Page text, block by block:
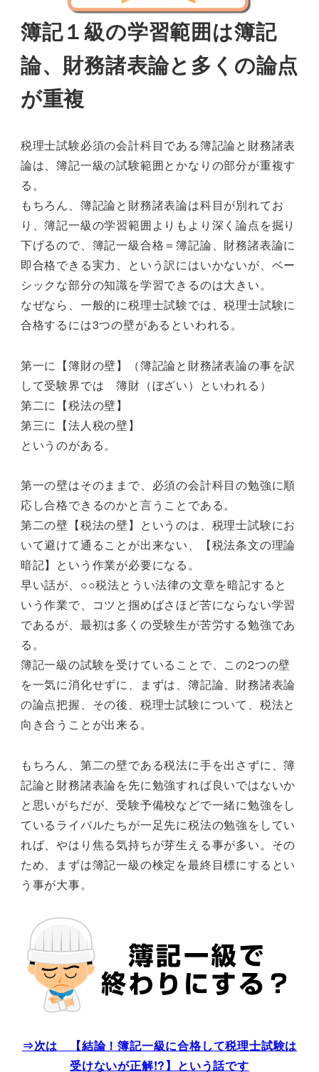
簿記１級の学習範囲は簿記
論、財務諸表論と多くの論点
が重複
税理士試験必須の会計科目である簿記論と財務諸表
論は、簿記一級の試験範囲とかなりの部分が重複す
る。
もちろん、簿記論と財務諸表論は科目が別れてお
り、簿記一級の学習範囲よりもより深く論点を掘り
下げるので、簿記一級合格＝簿記論、財務諸表論に
即合格できる実力、という訳にはいかないが、ベー
シックな部分の知識を学習できるのは大きい。
なぜなら、一般的に税理士試験では、税理士試験に
合格するには3つの壁があるといわれる。
第一に【簿財の壁】（簿記論と財務諸表論の事を訳
して受験界では 簿財（ぼざい）といわれる）
第二に【税法の壁】
第三に【法人税の壁】
というのがある。
第一の壁はそのままで、必須の会計科目の勉強に順
応し合格できるのかと言うことである。
第二の壁【税法の壁】というのは、税理士試験にお
いて避けて通ることが出来ない、【税法条文の理論
暗記】という作業が必要になる。
早い話が、○○税法とうい法律の文章を暗記すると
いう作業で、コツと掴めばさほど苦にならない学習
であるが、最初は多くの受験生が苦労する勉強であ
る。
簿記一級の試験を受けていることで、この2つの壁
を一気に消化せずに、まずは、簿記論、財務諸表論
の論点把握、その後、税理士試験について、税法と
向き合うことが出来る。
もちろん、第二の壁である税法に手を出さずに、簿
記論と財務諸表論を先に勉強すれば良いではないか
と思いがちだが、受験予備校などで一緒に勉強をし
ているライバルたちが一足先に税法の勉強をしてい
れば、やはり焦る気持ちが芽生える事が多い。その
ため、まずは簿記一級の検定を最終目標にするとい
う事が大事。
⇒次は 【結論！簿記一級に合格して税理士試験は
受けないが正解!?】という話です